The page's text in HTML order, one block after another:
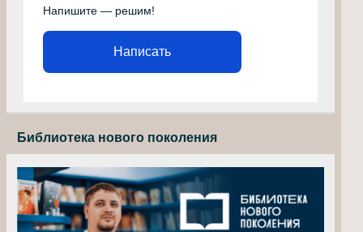
Напишите — решим!
Написать
Библиотека нового поколения